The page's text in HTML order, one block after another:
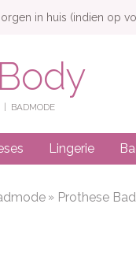
in huis (indien op
BADMODE
Lingerie
Prothese